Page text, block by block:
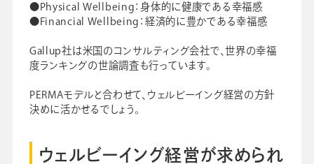
●Physical Wellbeing：身体的に健康である幸福感
●Financial Wellbeing：経済的に豊かである幸福感
Gallup社は米国のコンサルティング会社で、世界の幸福
度ランキングの世論調査も行っています。
PERMAモデルと合わせて、ウェルビーイング経営の方針
決めに活かせるでしょう。
ウェルビーイング経営が求められ